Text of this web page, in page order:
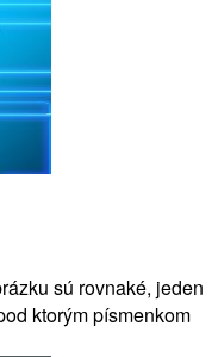
sú rovnaké, jeden
ktorým písmenkom